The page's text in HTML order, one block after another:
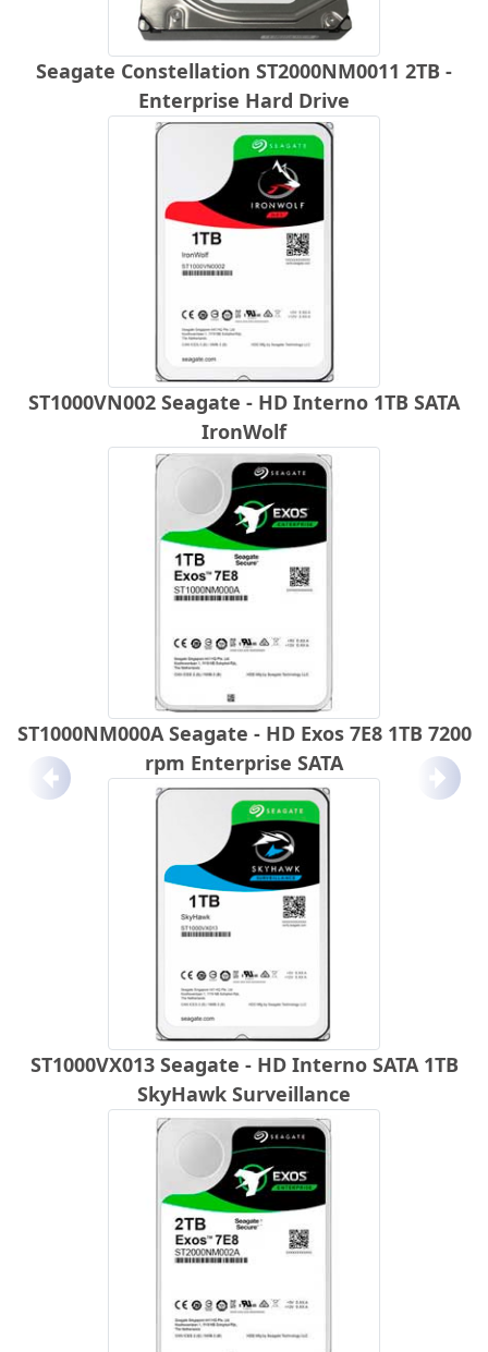
Seagate Constellation ST2000NM0011 2TB -
Enterprise Hard Drive
ST1000VN002 Seagate - HD Interno 1TB SATA
IronWolf
ST1000NM000A Seagate - HD Exos 7E8 1TB 7200
rpm Enterprise SATA
ST1000VX013 Seagate - HD Interno SATA 1TB
SkyHawk Surveillance
Anterior